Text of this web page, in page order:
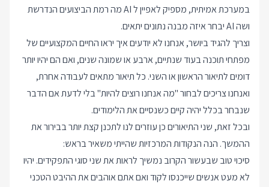
במערכת אמיתית, מספיק לאפיין ל AI מה רמת הביצועים הנדרשת
ושה AI יבחר איזה מבנה נתונים יתאים.
וצריך להגיד ביושר, אנחנו לא יודעים איך יראו החיים המקצועיים של
מפתחי תוכנה בעוד שנתיים, ארבע או שמונה שנים, ואם הם יהיו יותר
דומים לתיאור הראשון או השני. כל תיאור מתאים לעבודה אחרת,
ואנחנו צריכים לבחור "מה אנחנו רוצים להיות" בלי לדעת אם הדבר
שנבחר בכלל יהיה קיים כשנסיים את הלימודים.
ובכל זאת, שני התיאורים כן עוזרים לנו לתכנן קצת יותר בבירור את
ההמשך. הנה הנקודות המרכזיות שהייתי משאיר בראש:
סיכוי טוב שבעשור הקרוב נמשיך לראות את שני סוגי התפקידים. יהיו
לא מעט אנשים שייכנסו לקוד ואם אתם אוהבים את ההיבט הטכני